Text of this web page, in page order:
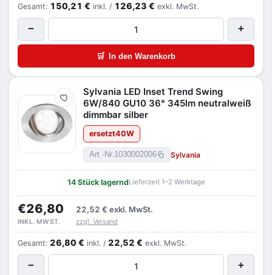
Gesamt: 150,21 € inkl. / 126,23 € exkl. MwSt.
− +
🛒 In den Warenkorb
Merken
Sylvania LED Inset Trend Swing
6W/840 GU10 36° 345lm neutralweiß
dimmbar silber
ersetzt40W
Art.-Nr.1030002006 Sylvania
14 Stück lagerndLieferzeit 1–2 Werktage
€26,80 22,52 € exkl. MwSt.
INKL. MWST. zzgl. Versand
Gesamt: 26,80 € inkl. / 22,52 € exkl. MwSt.
− +